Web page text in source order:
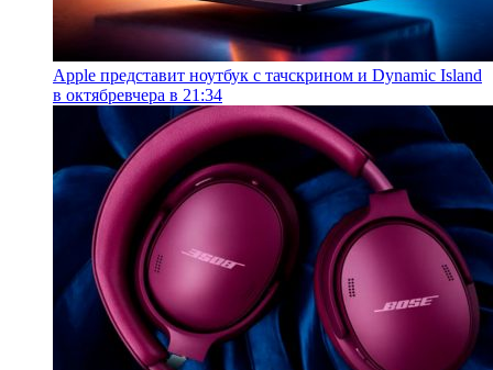
Apple представит ноутбук с тачскрином и Dynamic Island
в октябревчера в 21:34